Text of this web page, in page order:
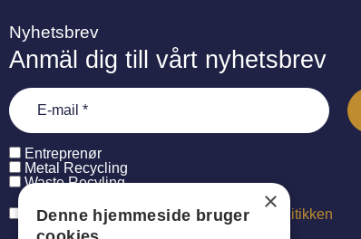
Nyhetsbrev
Anmäl dig till vårt nyhetsbrev
Entreprenør
Metal Recycling
Waste Recyling
Jeg har læst og acceptererpersondatapolitikken
×
Denne hjemmeside bruger